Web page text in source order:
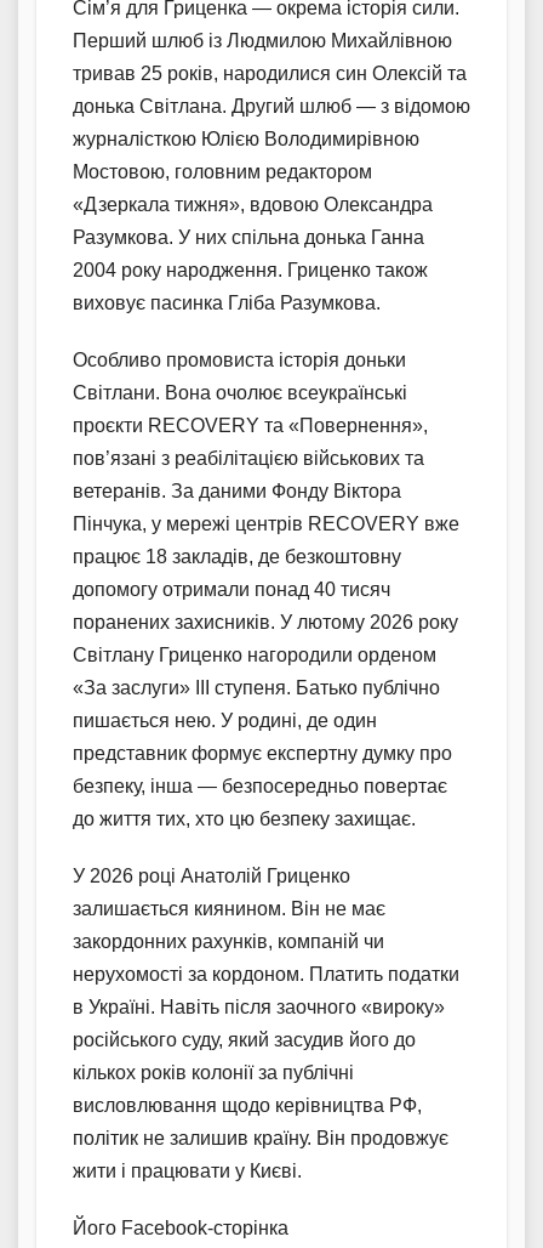
Сім’я для Гриценка — окрема історія сили.
Перший шлюб із Людмилою Михайлівною
тривав 25 років, народилися син Олексій та
донька Світлана. Другий шлюб — з відомою
журналісткою Юлією Володимирівною
Мостовою, головним редактором
«Дзеркала тижня», вдовою Олександра
Разумкова. У них спільна донька Ганна
2004 року народження. Гриценко також
виховує пасинка Гліба Разумкова.
Особливо промовиста історія доньки
Світлани. Вона очолює всеукраїнські
проєкти RECOVERY та «Повернення»,
пов’язані з реабілітацією військових та
ветеранів. За даними Фонду Віктора
Пінчука, у мережі центрів RECOVERY вже
працює 18 закладів, де безкоштовну
допомогу отримали понад 40 тисяч
поранених захисників. У лютому 2026 року
Світлану Гриценко нагородили орденом
«За заслуги» III ступеня. Батько публічно
пишається нею. У родині, де один
представник формує експертну думку про
безпеку, інша — безпосередньо повертає
до життя тих, хто цю безпеку захищає.
У 2026 році Анатолій Гриценко
залишається киянином. Він не має
закордонних рахунків, компаній чи
нерухомості за кордоном. Платить податки
в Україні. Навіть після заочного «вироку»
російського суду, який засудив його до
кількох років колонії за публічні
висловлювання щодо керівництва РФ,
політик не залишив країну. Він продовжує
жити і працювати у Києві.
Його Facebook-сторінка